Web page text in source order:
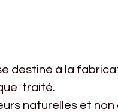
destiné à la
traité.
naturelles et non